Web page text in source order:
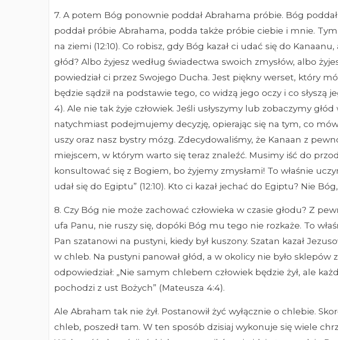
7. A potem Bóg ponownie poddał Abrahama próbie. Bóg
poddał próbie Abrahama, podda także próbie ciebie i mnie. Tym
na ziemi (12:10). Co robisz, gdy Bóg kazał ci udać się do
głód? Albo żyjesz według świadectwa swoich zmysłów, albo
powiedział ci przez Swojego Ducha. Jest piękny werset, który
będzie sądził na podstawie tego, co widzą jego oczy i co słyszą
4). Ale nie tak żyje człowiek. Jeśli usłyszymy lub zobaczymy głód
natychmiast podejmujemy decyzję, opierając się na tym, co
uszy oraz nasz bystry mózg. Zdecydowaliśmy, że Kanaan z
miejscem, w którym warto się teraz znaleźć. Musimy iść do
konsultować się z Bogiem, bo żyjemy zmysłami! To właśnie
udał się do Egiptu” (12:10). Kto ci kazał jechać do Egiptu? Nie
8. Czy Bóg nie może zachować człowieka w czasie głodu? Z
ufa Panu, nie ruszy się, dopóki Bóg mu tego nie rozkaże. To
Pan szatanowi na pustyni, kiedy był kuszony. Szatan kazał
w chleb. Na pustyni panował głód, a w okolicy nie było sklepów
odpowiedział: „Nie samym chlebem człowiek będzie żył, ale
pochodzi z ust Bożych” (Mateusza 4:4).
Ale Abraham tak nie żył. Postanowił żyć wyłącznie o chlebie.
chleb, poszedł tam. W ten sposób dzisiaj wykonuje się wiele